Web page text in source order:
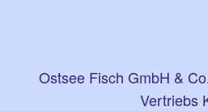
Ostsee Fisch GmbH &
Vertriebs